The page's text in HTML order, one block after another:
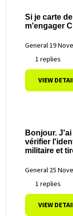
Si je carte
m'engager
General19
1 replies
VIEW
Bonjour.
vérifier
militaire et
General 25
1 replies
VIEW